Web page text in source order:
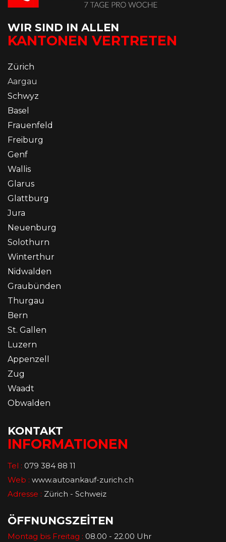
WIR SIND IN ALLEN
KANTONEN VERTRETEN
Zürich
Aargau
Schwyz
Basel
Frauenfeld
Freiburg
Genf
Wallis
Glarus
Glattburg
Jura
Neuenburg
Solothurn
Winterthur
Nidwalden
Graubünden
Thurgau
Bern
St. Gallen
Luzern
Appenzell
Zug
Waadt
Obwalden
KONTAKT
INFORMATIONEN
Tel : 079 384 88 11
Web : www.autoankauf-zurich.ch
Adresse : Zürich - Schweiz
ÖFFNUNGSZEİTEN
Montag bis Freitag : 08.00 - 22.00 Uhr